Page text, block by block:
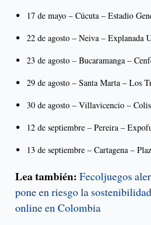
17 de mayo – Cúcuta – Estadio
22 de agosto – Neiva – Explanada
23 de agosto – Bucaramanga –
29 de agosto – Santa Marta – Los
30 de agosto – Villavicencio –
12 de septiembre – Pereira –
13 de septiembre – Cartagena –
Lea también: Fecoljuegos
pone en riesgo la
online en Colombia